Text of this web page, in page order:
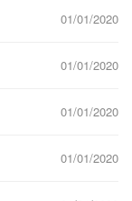
01/01/2020
01/01/2020
01/01/2020
01/01/2020